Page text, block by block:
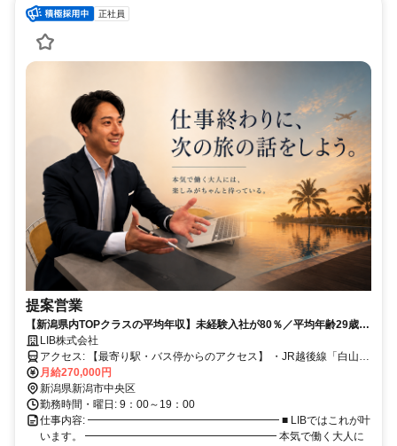
正社員
提案営業
【新潟県内TOPクラスの平均年収】未経験入社が80％／平均年齢29歳の
フレッシュな職場／お子さんの行事や送り迎えなど柔軟に調整可能
LIB株式会社
アクセス: 【最寄り駅・バス停からのアクセス】 ・JR越後線「白山
駅」より徒歩約15分 ・新潟交通バス「西堀通二番町」バス停より徒
歩1分 （バス停の目の前なので、雨の日や冬の通勤も快適です！）
【車・バイク・自転車通勤について】 ・車・バイク通勤OK ・自転車
通勤OK （近隣に提携駐車場・駐輪場あり。詳細は面接時にご相談く
ださい）
月給270,000円
新潟県新潟市中央区
勤務時間・曜日: 9：00～19：00
仕事内容: ━━━━━━━━━━━━━━━━━━ ■ LIBではこれが叶
います。 ━━━━━━━━━━━━━━━━━━ 本気で働く大人に